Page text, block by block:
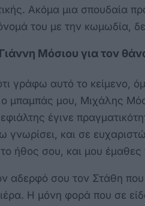
Ακόμα μια σπουδαία
του με την κωμωδία,
Μόσιου για τον
γράφω αυτό το κείμενο,
μπαμπάς μου, Μιχάλης
έγινε
και σε
ήθος σου, και μου έμαθες
αδερφό σου τον Στάθη
Η μόνη φορά που σε